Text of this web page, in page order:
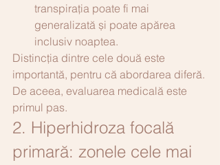
transpirația poate fi mai
generalizată și poate apărea
inclusiv noaptea.
Distincția dintre cele două este
importantă, pentru că abordarea diferă.
De aceea, evaluarea medicală este
primul pas.
2. Hiperhidroza focală
primară: zonele cele mai